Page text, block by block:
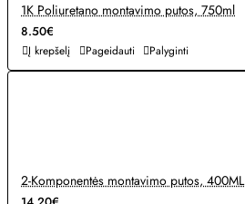
1K Poliuretano montavimo putos, 750ml
8.50€
Į krepšelį Pageidauti Palyginti
2-Komponentės montavimo putos, 400ML